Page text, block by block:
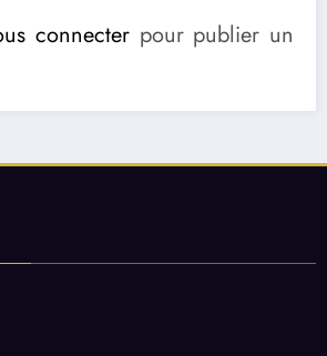
connecter pour publier un